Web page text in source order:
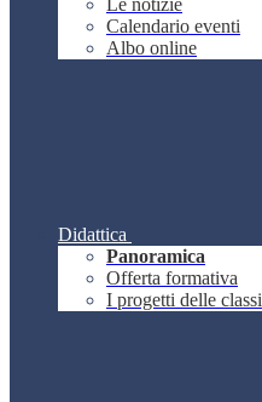
Le notizie
Calendario eventi
Albo online
Didattica
Panoramica
Offerta formativa
I progetti delle classi